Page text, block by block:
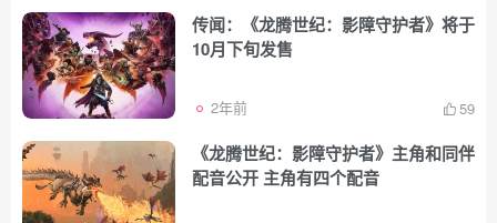
传闻：《龙腾世纪：影障守护者》将于
10月下旬发售
2年前 59
《龙腾世纪：影障守护者》主角和同伴
配音公开 主角有四个配音